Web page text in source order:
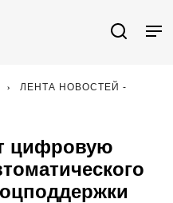
ЛЕНТА НОВОСТЕЙ -
цифровую